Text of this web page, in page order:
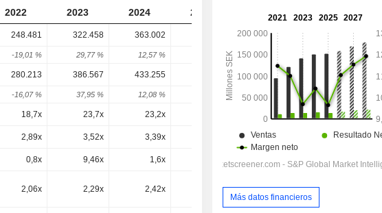
2022 2023 2024 2025 2026 2027
248.481 322.458 363.002 407.100
-19,01 % 29,77 % 12,57 % 9,82 % 2,12 % -
280.213 386.567 433.255 462.549 455.592
-16,07 % 37,95 % 12,08 % 6,85 % -0,08 % -1,5 %
18,7x 23,7x 23,2x 23,5x 20,9x
2,89x 3,52x 3,39x 3,57x 3,23x
0,8x 9,46x 1,6x 1,3x 1,7x
2,06x 2,29x 2,42x 2,62x 2,59x
Más datos financieros